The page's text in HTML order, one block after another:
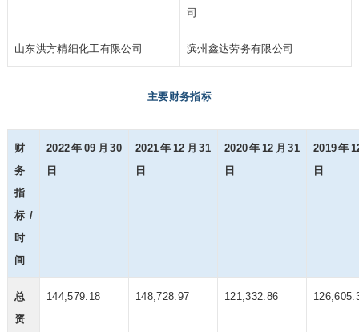
司
山东洪方精细化工有限公司 滨州鑫达劳务有限公司
主要财务指标
财
务
指
标/
时
间
2022年09月30
日
2021年12月31
日
2020年12月31
日
2019年
日
总
资
144,579.18 148,728.97 121,332.86